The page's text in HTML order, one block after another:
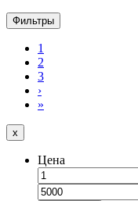
Фильтры
1
2
3
›
»
x
Цена